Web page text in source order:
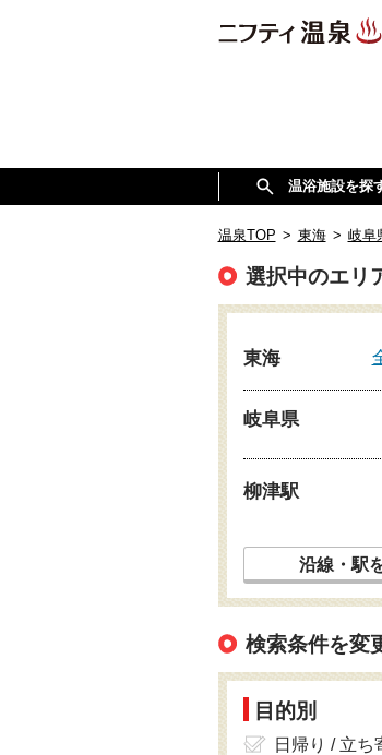
温浴施設を探
温泉TOP > 東海 > 岐阜
選択中のエリ
東海
岐阜県
柳津駅
沿線・駅
検索条件を変
目的別
日帰り / 立ち